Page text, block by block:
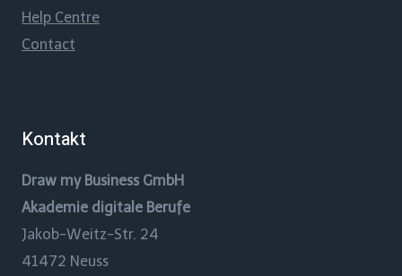
Help Centre
Contact
Kontakt
Draw my Business GmbH
Akademie digitale Berufe
Jakob-Weitz-Str. 24
41472 Neuss